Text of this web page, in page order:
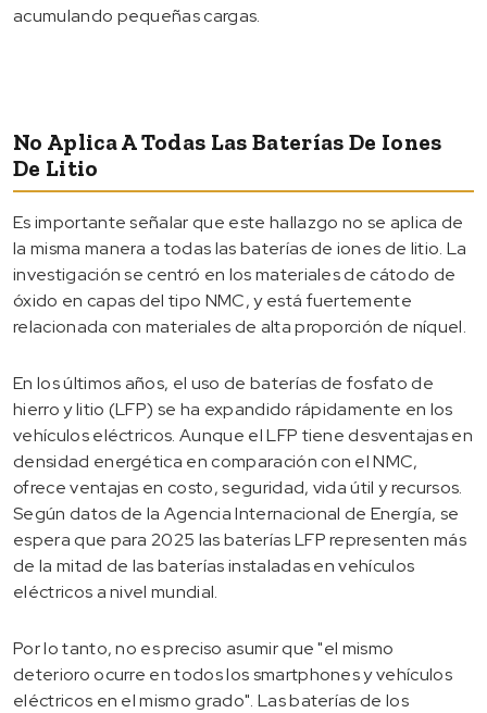
acumulando pequeñas cargas.
No Aplica A Todas Las Baterías De Iones
De Litio
Es importante señalar que este hallazgo no se aplica de
la misma manera a todas las baterías de iones de litio. La
investigación se centró en los materiales de cátodo de
óxido en capas del tipo NMC, y está fuertemente
relacionada con materiales de alta proporción de níquel.
En los últimos años, el uso de baterías de fosfato de
hierro y litio (LFP) se ha expandido rápidamente en los
vehículos eléctricos. Aunque el LFP tiene desventajas en
densidad energética en comparación con el NMC,
ofrece ventajas en costo, seguridad, vida útil y recursos.
Según datos de la Agencia Internacional de Energía, se
espera que para 2025 las baterías LFP representen más
de la mitad de las baterías instaladas en vehículos
eléctricos a nivel mundial.
Por lo tanto, no es preciso asumir que "el mismo
deterioro ocurre en todos los smartphones y vehículos
eléctricos en el mismo grado". Las baterías de los